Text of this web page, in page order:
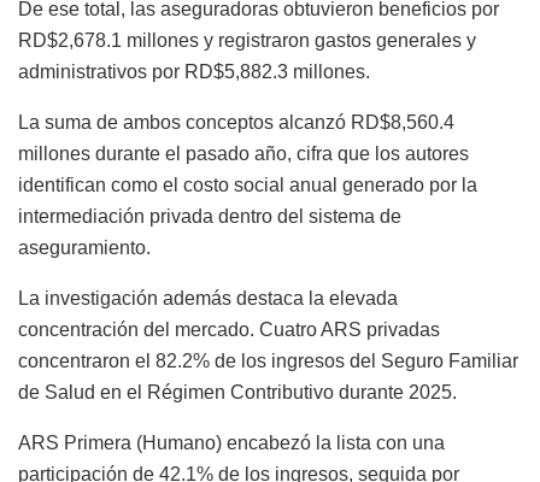
De ese total, las aseguradoras obtuvieron beneficios por
RD$2,678.1 millones y registraron gastos generales y
administrativos por RD$5,882.3 millones.
La suma de ambos conceptos alcanzó RD$8,560.4
millones durante el pasado año, cifra que los autores
identifican como el costo social anual generado por la
intermediación privada dentro del sistema de
aseguramiento.
La investigación además destaca la elevada
concentración del mercado. Cuatro ARS privadas
concentraron el 82.2% de los ingresos del Seguro Familiar
de Salud en el Régimen Contributivo durante 2025.
ARS Primera (Humano) encabezó la lista con una
participación de 42.1% de los ingresos, seguida por